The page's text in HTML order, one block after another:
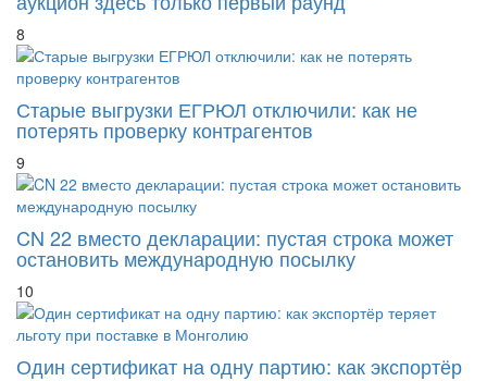
8
Старые выгрузки ЕГРЮЛ отключили: как не
потерять проверку контрагентов
9
CN 22 вместо декларации: пустая строка может
остановить международную посылку
10
Один сертификат на одну партию: как экспортёр
теряет льготу при поставке в Монголию